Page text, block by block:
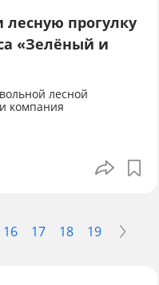
прогулку
«Зелёный и
лесной
компания
16 17 18 19